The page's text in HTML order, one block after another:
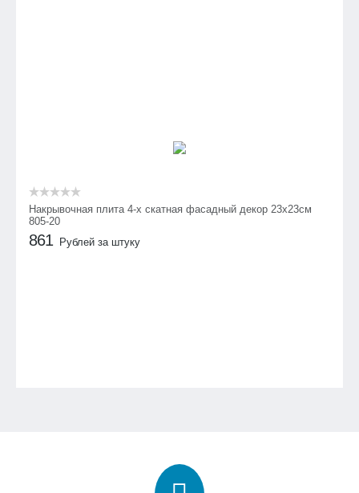
Накрывочная плита 4-х скатная фасадный декор 23х23см
805-20
861 Рублей за штуку